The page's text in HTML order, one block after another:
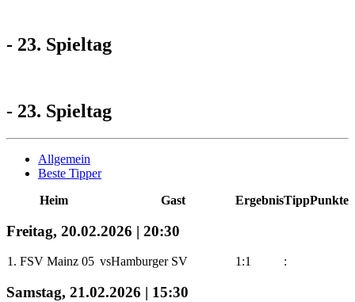
- 23. Spieltag
- 23. Spieltag
Allgemein
Beste Tipper
Heim
Gast ErgebnisTippPunkte
Freitag, 20.02.2026 | 20:30
1. FSV Mainz 05 vsHamburger SV 1:1 :
Samstag, 21.02.2026 | 15:30